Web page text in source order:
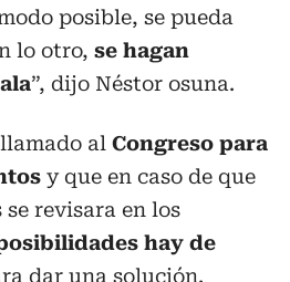
posible, se pueda
lo otro, se hagan
”, dijo Néstor osuna.
al Congreso para
y que en caso de que
revisara en los
hay de
dar una solución.